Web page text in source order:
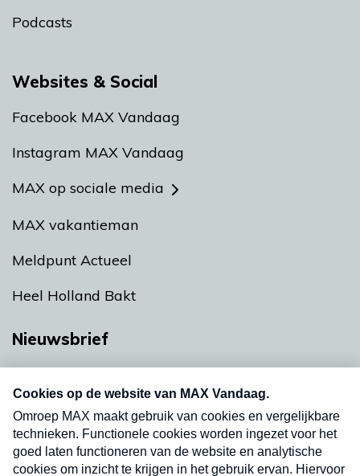
Podcasts
Websites & Social
Facebook MAX Vandaag
Instagram MAX Vandaag
MAX op sociale media
MAX vakantieman
Meldpunt Actueel
Heel Holland Bakt
Nieuwsbrief
nieuwsbrief. Elke vrijdag- en dinsdagochtend in
uw mailbox.
Verzend